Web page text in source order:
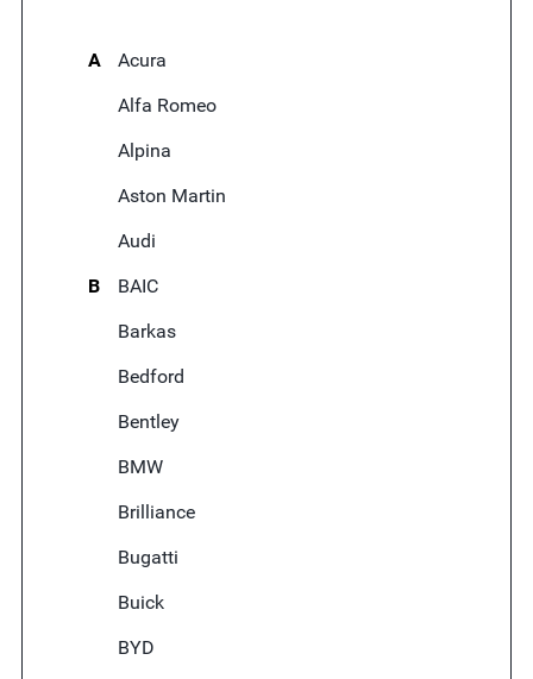
A
Acura
Alfa Romeo
Alpina
Aston Martin
Audi
B
BAIC
Barkas
Bedford
Bentley
BMW
Brilliance
Bugatti
Buick
BYD